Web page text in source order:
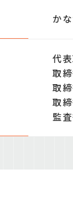
か
代
取
取
取
監